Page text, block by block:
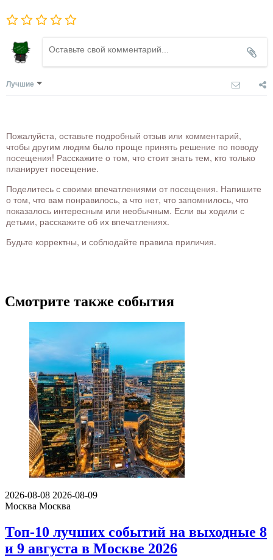
Лучшие
Пожалуйста, оставьте подробный отзыв или комментарий,
чтобы другим людям было проще принять решение по поводу
посещения! Расскажите о том, что стоит знать тем, кто только
планирует посещение.
Поделитесь с своими впечатлениями от посещения. Напишите
о том, что вам понравилось, а что нет, что запомнилось, что
показалось интересным или необычным. Если вы ходили с
детьми, расскажите об их впечатлениях.
Будьте корректны, и соблюдайте правила приличия.
Смотрите также события
2026-08-08 2026-08-09
Москва Москва
Топ-10 лучших событий на выходные 8
и 9 августа в Москве 2026